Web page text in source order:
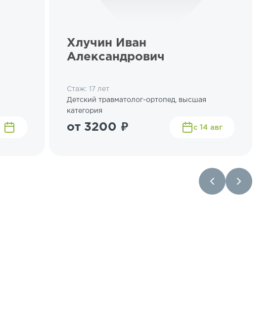
Хлучин Иван
Александрович
Стаж: 17 лет
Детский травматолог-ортопед, высшая
категория
от 3200 ₽ с 14 авг